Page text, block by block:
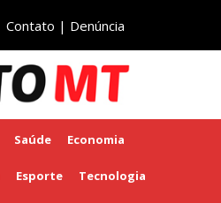
Contato | Denúncia
Saúde Economia
Esporte Tecnologia